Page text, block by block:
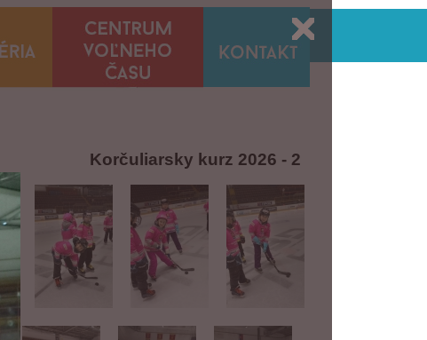
Korčuliarsky kurz 2026 - 2